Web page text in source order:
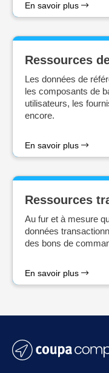
En savoir plus
Ressources
Les données de
les composants de
utilisateurs, les
encore.
En savoir plus
Ressources
Au fur et à mesure
données
des bons de
En savoir plus